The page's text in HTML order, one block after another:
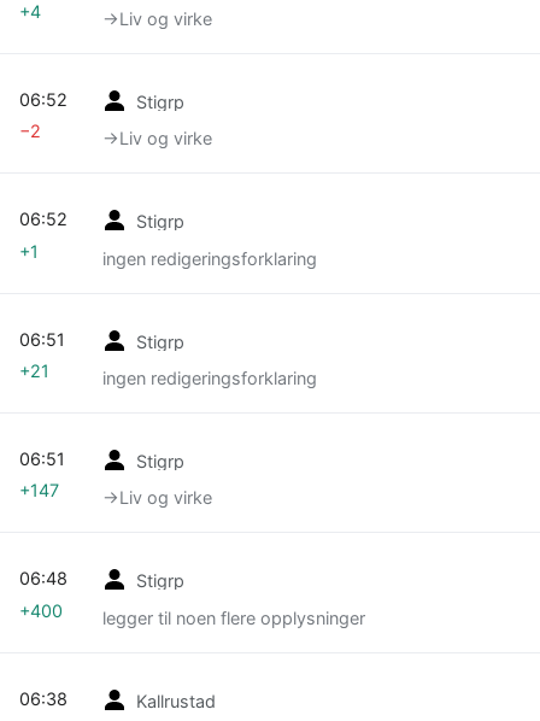
→‎Liv og virke
+4
Stigrp
→‎Liv og virke
06:52
−2
Stigrp
ingen redigeringsforklaring
06:52
+1
Stigrp
ingen redigeringsforklaring
06:51
+21
Stigrp
→‎Liv og virke
06:51
+147
Stigrp
legger til noen flere opplysninger
06:48
+400
Kallrustad
06:38